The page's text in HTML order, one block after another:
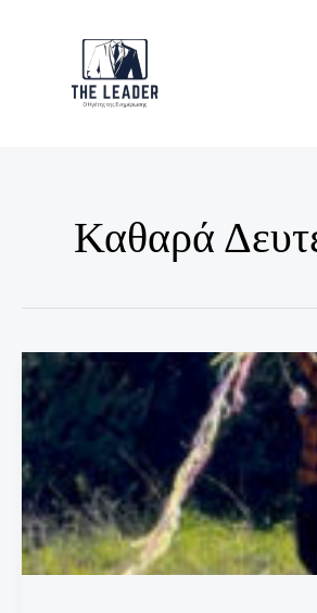
Καθαρά